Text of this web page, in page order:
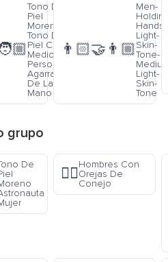
Tono De
Piel
Moreno Y
Tono De
Piel Claro
Medio
Personas
Agarradas
De La
Mano
👨🏻‍🤝‍👨🏼
Men-
Holding-
Hands-
Light-
Skin-
Tone-
Medium-
Light-
Skin-
Tone
grupo
De
👯‍♂️
Hombres Con
Orejas De
Conejo